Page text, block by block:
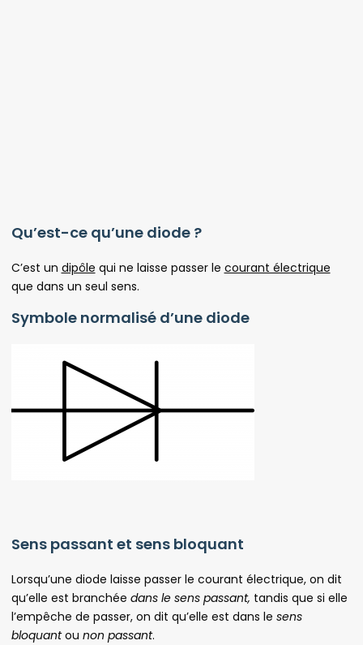
Qu’est-ce qu’une diode ?
C’est un dipôle qui ne laisse passer le courant électrique
que dans un seul sens.
Symbole normalisé d’une diode
Sens passant et sens bloquant
Lorsqu’une diode laisse passer le courant électrique, on dit
qu’elle est branchée dans le sens passant, tandis que si elle
l’empêche de passer, on dit qu’elle est dans le sens
bloquantou non passant.